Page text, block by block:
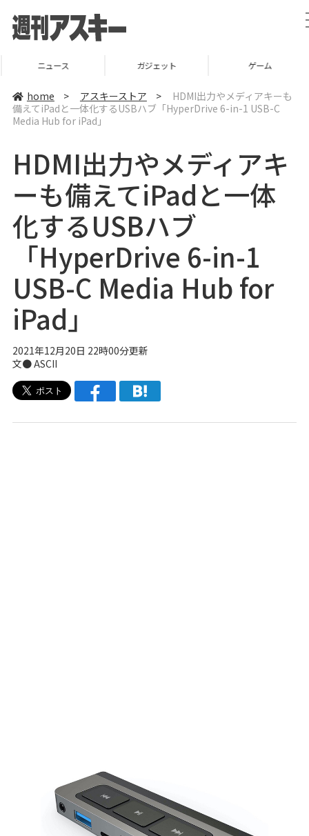
ニュース ガジェット ゲーム
home > アスキーストア >
HDMI出力やメディアキーも
備えてiPadと一体化するUSBハブ「HyperDrive 6-in-1 USB-C
Media Hub for iPad」
HDMI出力やメディアキ
ーも備えてiPadと一体
化するUSBハブ
「HyperDrive 6-in-1
USB-C Media Hub for
iPad」
2021年12月20日 22時00分更新
文● ASCII